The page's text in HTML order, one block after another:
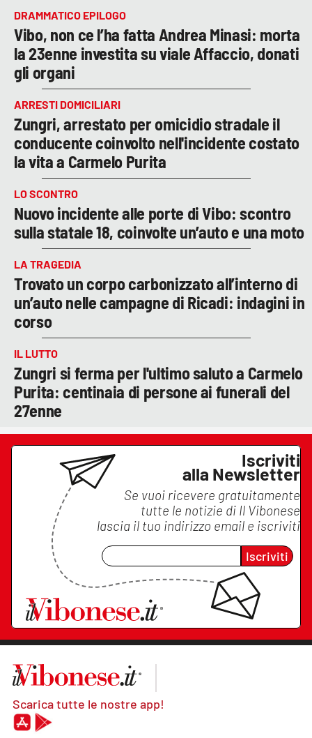
DRAMMATICO EPILOGO
Vibo, non ce l’ha fatta Andrea Minasi: morta
la 23enne investita su viale Affaccio, donati
gli organi
ARRESTI DOMICILIARI
Zungri, arrestato per omicidio stradale il
conducente coinvolto nell'incidente costato
la vita a Carmelo Purita
LO SCONTRO
Nuovo incidente alle porte di Vibo: scontro
sulla statale 18, coinvolte un’auto e una moto
LA TRAGEDIA
Trovato un corpo carbonizzato all’interno di
un’auto nelle campagne di Ricadi: indagini in
corso
IL LUTTO
Zungri si ferma per l'ultimo saluto a Carmelo
Purita: centinaia di persone ai funerali del
27enne
Iscriviti
alla Newsletter
Se vuoi ricevere gratuitamente
tutte le notizie di Il Vibonese
lascia il tuo indirizzo email e iscriviti
Iscriviti
Scarica tutte le nostre app!